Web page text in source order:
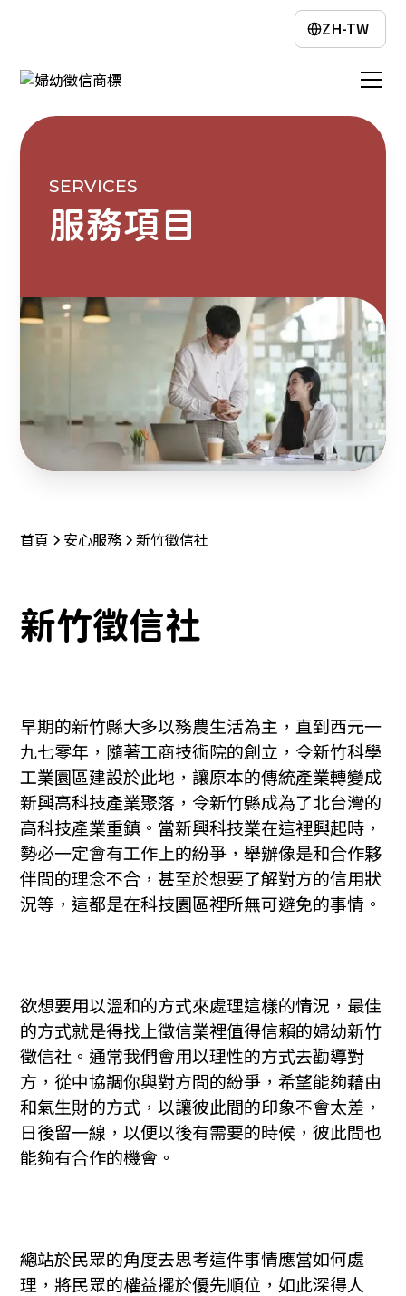
ZH-TW
SERVICES
服務項目
首頁 安心服務 新竹徵信社
新竹徵信社
早期的新竹縣大多以務農生活為主，直到西元一
九七零年，隨著工商技術院的創立，令新竹科學
工業園區建設於此地，讓原本的傳統產業轉變成
新興高科技產業聚落，令新竹縣成為了北台灣的
高科技產業重鎮。當新興科技業在這裡興起時，
勢必一定會有工作上的紛爭，舉辦像是和合作夥
伴間的理念不合，甚至於想要了解對方的信用狀
況等，這都是在科技園區裡所無可避免的事情。
欲想要用以溫和的方式來處理這樣的情況，最佳
的方式就是得找上徵信業裡值得信賴的婦幼新竹
徵信社。通常我們會用以理性的方式去勸導對
方，從中協調你與對方間的紛爭，希望能夠藉由
和氣生財的方式，以讓彼此間的印象不會太差，
日後留一線，以便以後有需要的時候，彼此間也
能夠有合作的機會。
總站於民眾的角度去思考這件事情應當如何處
理，將民眾的權益擺於優先順位，如此深得人